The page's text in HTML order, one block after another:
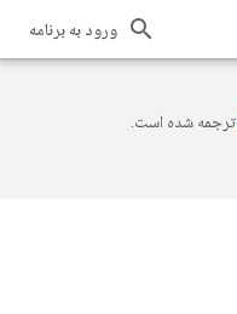
ورود به برنامه
ترجمه شده است.